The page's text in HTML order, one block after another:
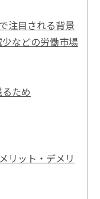
注目される背景
などの労働市場
ため
リット・デメリ